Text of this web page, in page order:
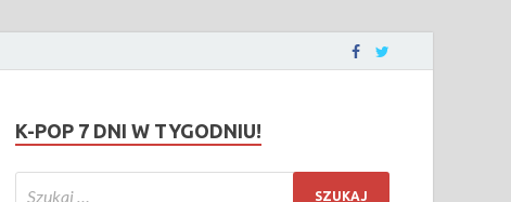
K-POP 7 DNI W TYGODNIU!